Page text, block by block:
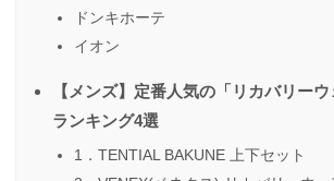
ドンキホーテ
イオン
【メンズ】定番人気の「リカバリー
ランキング4選
1．TENTIAL BAKUNE 上下セット